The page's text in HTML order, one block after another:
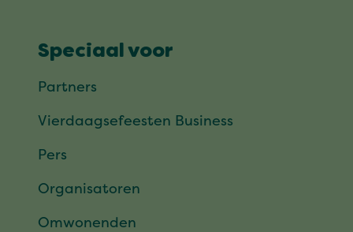
Speciaal voor
Partners
Vierdaagsefeesten Business
Pers
Organisatoren
Omwonenden